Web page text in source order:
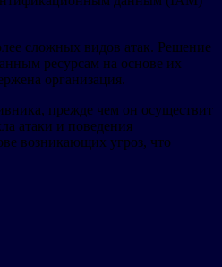
сложных видов атак. Решение
ресурсам на основе их
организация.
прежде чем он осуществит
атаки и поведения
возникающих угроз, что